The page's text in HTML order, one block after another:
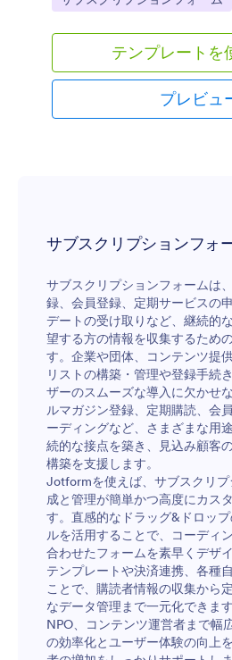
テンプレートを
プレビュ
サブスクリプションフォ
サブスクリプションフォームは
録、会員登録、定期サービスの
デートの受け取りなど、継続的
望する方の情報を収集するため
す。企業や団体、コンテンツ提
リストの構築・管理や登録手続
ザーのスムーズな導入に欠かせ
ルマガジン登録、定期購読、会
ーディングなど、さまざまな用
続的な接点を築き、見込み顧客
構築を支援します。
Jotformを使えば、サブスクリ
成と管理が簡単かつ高度にカス
す。直感的なドラッグ&ドロッ
ルを活用することで、コーディ
合わせたフォームを素早くデザ
テンプレートや決済連携、各種
ことで、購読者情報の収集から
なデータ管理まで一元化できま
NPO、コンテンツ運営者まで幅
の効率化とユーザー体験の向上